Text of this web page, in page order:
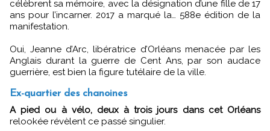
célèbrent sa mémoire, avec la désignation d’une fille de 17
ans pour l’incarner. 2017 a marqué la… 588e édition de la
manifestation.
Oui, Jeanne d’Arc, libératrice d’Orléans menacée par les
Anglais durant la guerre de Cent Ans, par son audace
guerrière, est bien la figure tutélaire de la ville.
Ex-quartier des chanoines
A pied ou à vélo, deux à trois jours dans cet Orléans
relookée révèlent ce passé singulier.